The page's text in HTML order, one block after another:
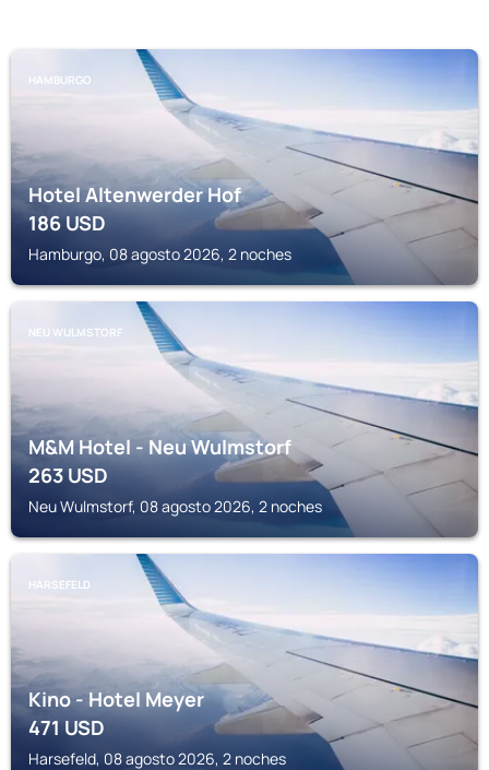
HAMBURGO
Hotel Altenwerder Hof
186USD
Hamburgo, 08 agosto 2026, 2 noches
NEU WULMSTORF
M&M Hotel - Neu Wulmstorf
263USD
Neu Wulmstorf, 08 agosto 2026, 2 noches
HARSEFELD
Kino - Hotel Meyer
471USD
Harsefeld, 08 agosto 2026, 2 noches